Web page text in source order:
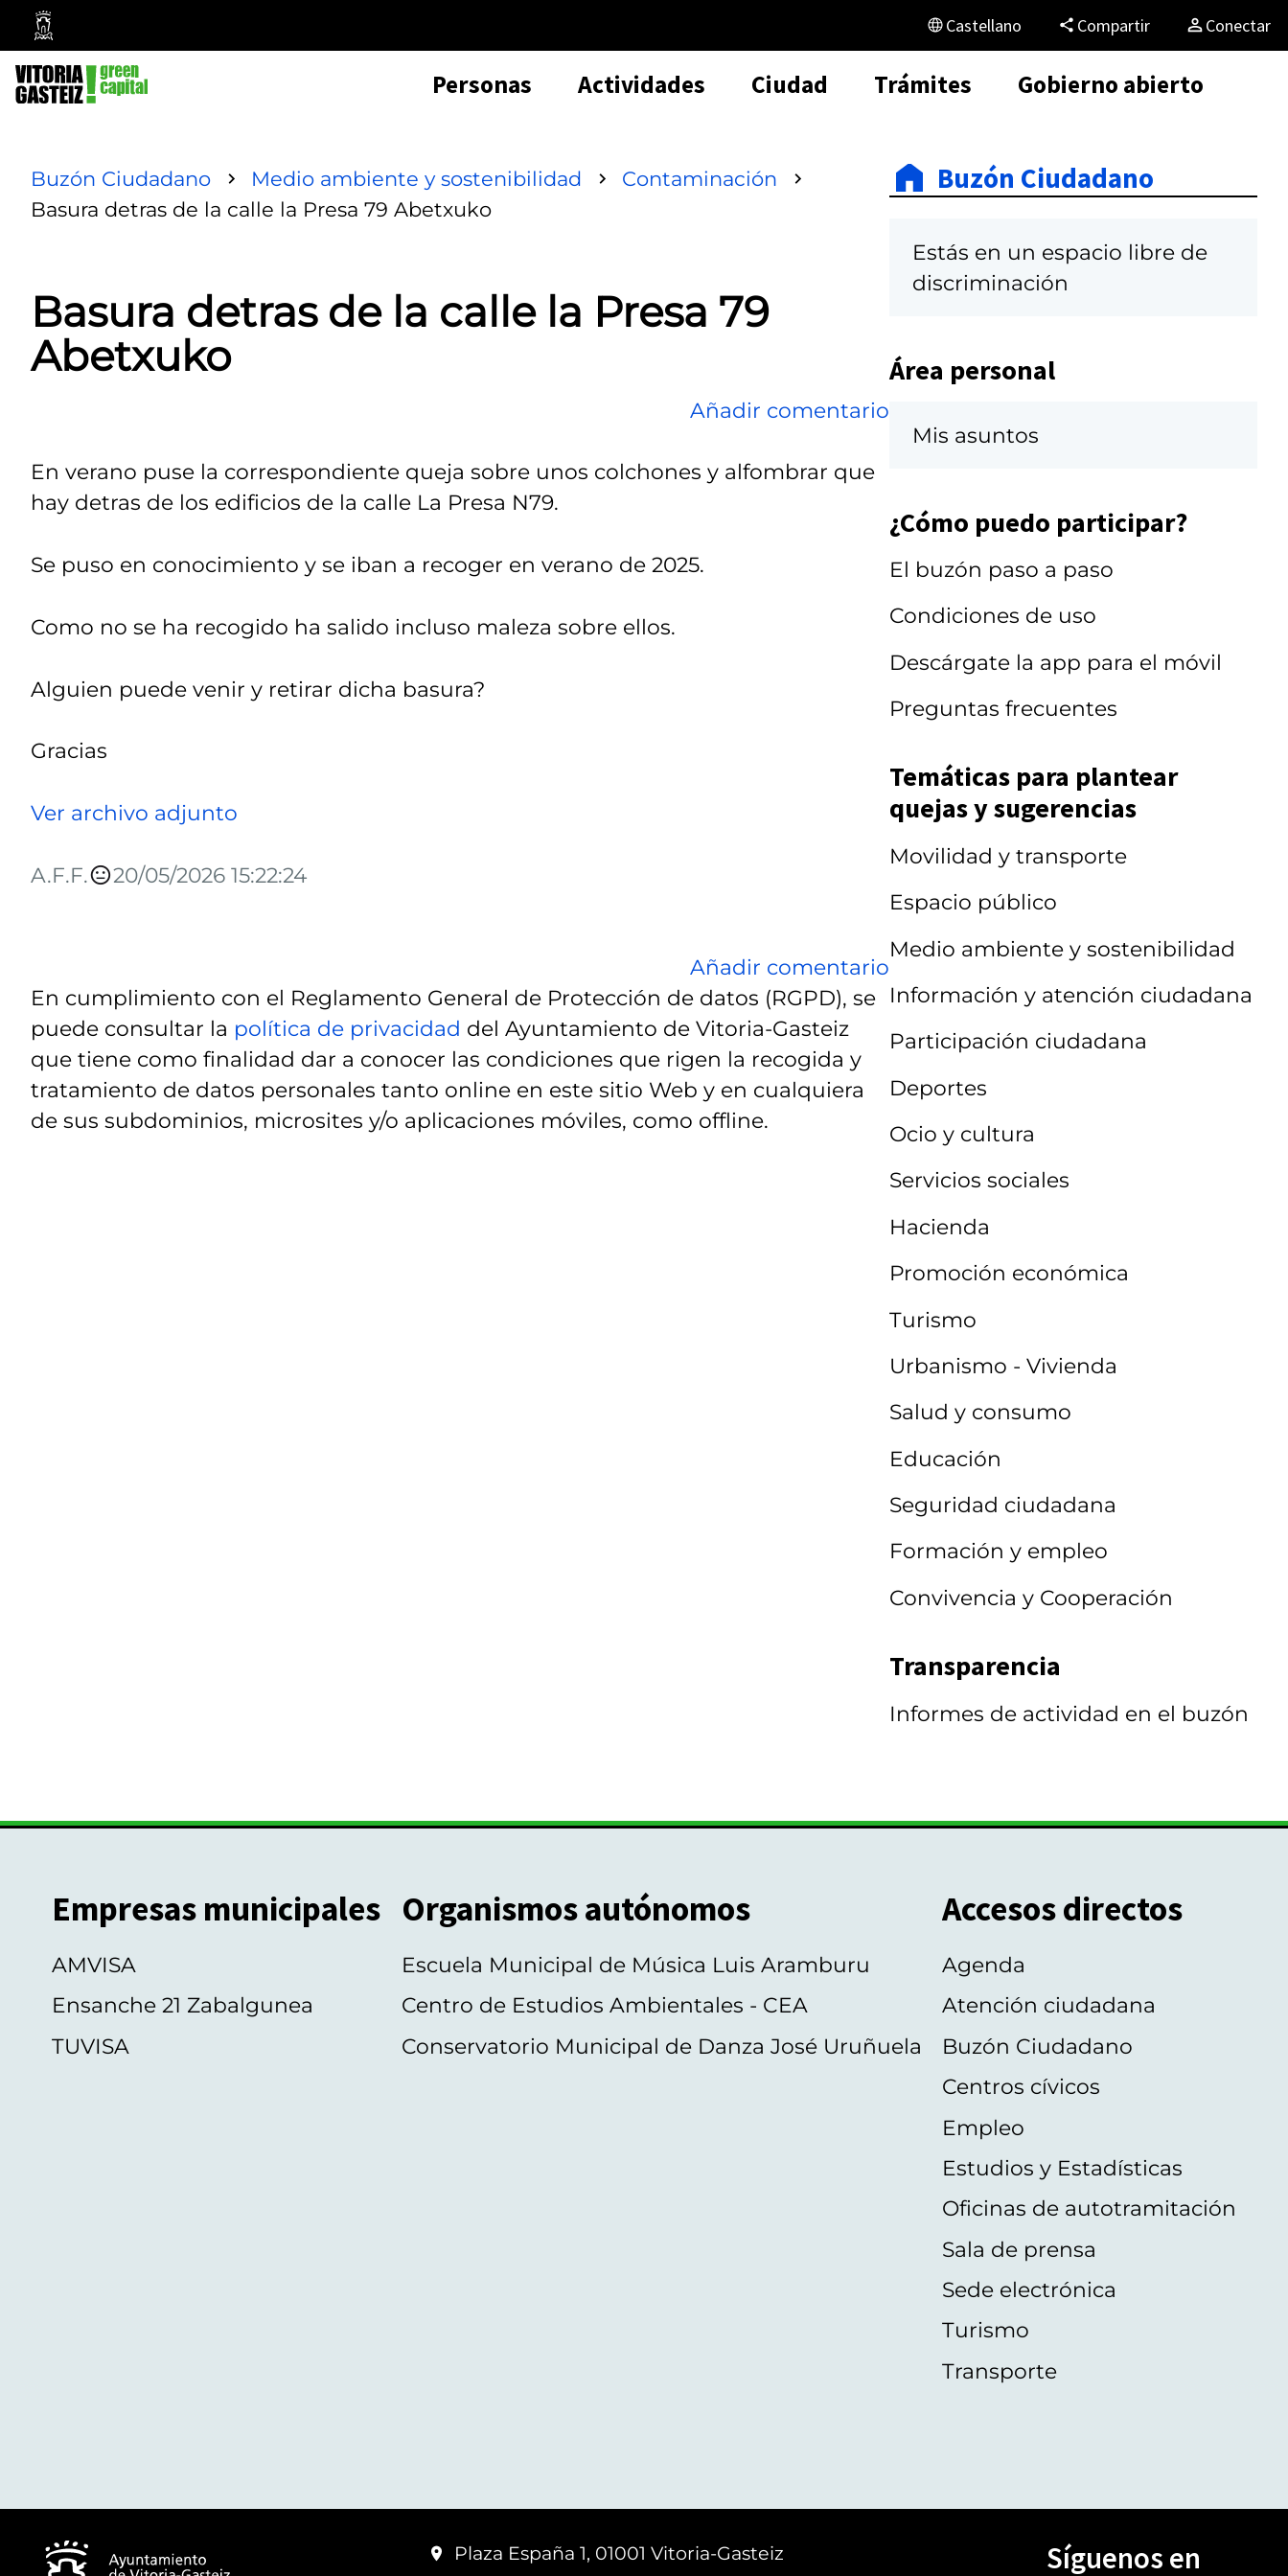
Ayuntamiento
Vitoria-
Gasteiz
Castellano Compartir Conectar
Personas Actividades Ciudad Trámites Gobierno abierto
Buzón Ciudadano Medio ambiente y sostenibilidad
Contaminación
Basura detras de la calle la Presa 79 Abetxuko
Basura detras de la calle la Presa 79
Abetxuko
Añadir comentario
En verano puse la correspondiente queja sobre unos colchones y alfombrar que
hay detras de los edificios de la calle La Presa N79.
Se puso en conocimiento y se iban a recoger en verano de 2025.
Como no se ha recogido ha salido incluso maleza sobre ellos.
Alguien puede venir y retirar dicha basura?
Gracias
Ver archivo adjunto
A.F.F. 20/05/2026 15:22:24
Añadir comentario
En cumplimiento con el Reglamento General de Protección de datos (RGPD), se
puede consultar la política de privacidad del Ayuntamiento de Vitoria-Gasteiz
que tiene como finalidad dar a conocer las condiciones que rigen la recogida y
tratamiento de datos personales tanto online en este sitio Web y en cualquiera
de sus subdominios, microsites y/o aplicaciones móviles, como offline.
Buzón Ciudadano
Estás en un espacio libre de
discriminación
Área personal
Mis asuntos
¿Cómo puedo participar?
El buzón paso a paso
Condiciones de uso
Descárgate la app para el móvil
Preguntas frecuentes
Temáticas para plantear
quejas y sugerencias
Movilidad y transporte
Espacio público
Medio ambiente y sostenibilidad
Información y atención ciudadana
Participación ciudadana
Deportes
Ocio y cultura
Servicios sociales
Hacienda
Promoción económica
Turismo
Urbanismo - Vivienda
Salud y consumo
Educación
Seguridad ciudadana
Formación y empleo
Convivencia y Cooperación
Transparencia
Informes de actividad en el buzón
Empresas municipales
AMVISA
Ensanche 21 Zabalgunea
TUVISA
Organismos autónomos
Escuela Municipal de Música Luis Aramburu
Centro de Estudios Ambientales - CEA
Conservatorio Municipal de Danza José Uruñuela
Accesos directos
Agenda
Atención ciudadana
Buzón Ciudadano
Centros cívicos
Empleo
Estudios y Estadísticas
Oficinas de autotramitación
Sala de prensa
Sede electrónica
Turismo
Transporte
Plaza España 1, 01001 Vitoria-Gasteiz Síguenos en